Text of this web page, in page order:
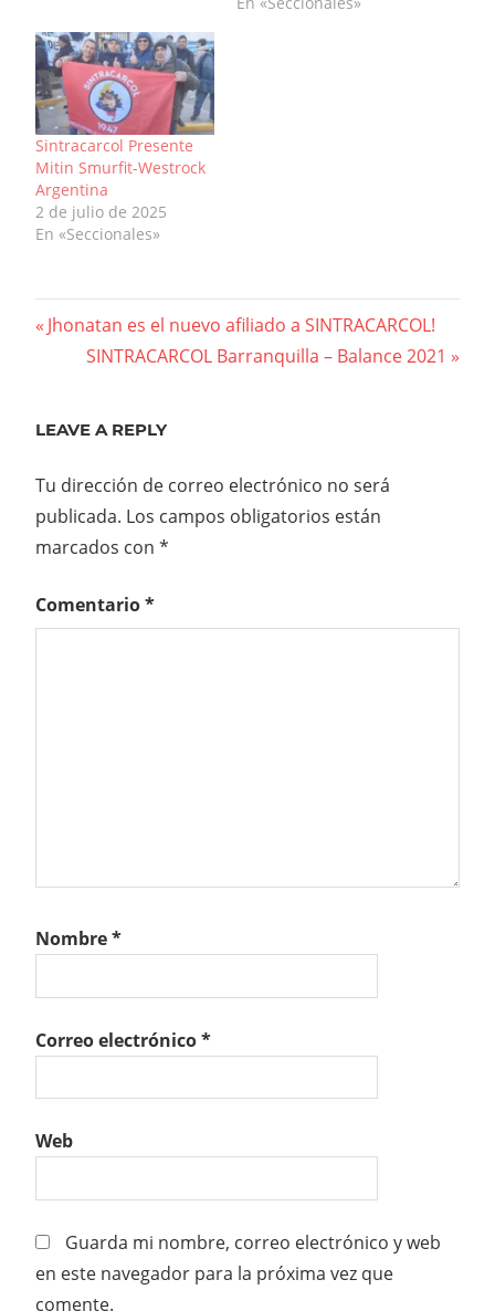
Sintracarcol Presente
Mitin Smurfit-Westrock
Argentina
2 de julio de 2025
En «Seccionales»
Navegación
entradas
Previous
Post:
Jhonatan es el nuevo afiliado a SINTRACARCOL!
Next
SINTRACARCOL Barranquilla – Balance 2021
LEAVE A REPLY
Tu dirección de correo electrónico no será
publicada. Los campos obligatorios están
marcados con *
Comentario*
Nombre*
Correo electrónico*
Web
Guarda mi nombre, correo electrónico y web
en este navegador para la próxima vez que
comente.